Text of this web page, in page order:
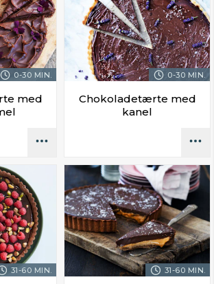
0-30 MIN.
med
0-30 MIN.
Chokoladetærte med
kanel
31-60 MIN. 31-60 MIN.